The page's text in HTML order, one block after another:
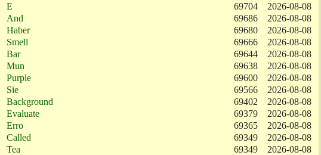
E 69704
2026-08-08
And 69686
2026-08-08
Haber 69680
2026-08-08
Smell 69666
2026-08-08
Bar 69644
2026-08-08
Mun 69638
2026-08-08
Purple 69600
2026-08-08
Sie 69566
2026-08-08
Background 69402
2026-08-08
Evaluate 69379
2026-08-08
Erro 69365
2026-08-08
Called 69349
2026-08-08
Tea 69349
2026-08-08